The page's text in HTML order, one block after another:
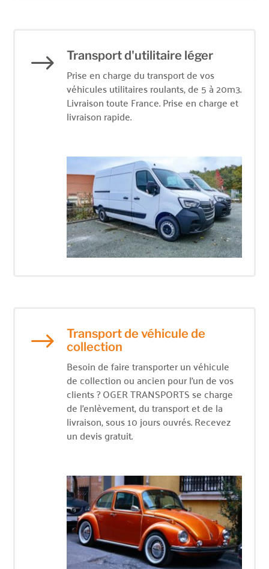
$ Transport d'utilitaire léger
Prise en charge du transport de vos
véhicules utilitaires roulants, de 5 à 20m3.
Livraison toute France. Prise en charge et
livraison rapide.
$
Transport de véhicule de
collection
Besoin de faire transporter un véhicule
de collection ou ancien pour l’un de vos
clients ? OGER TRANSPORTS se charge
de l’enlèvement, du transport et de la
livraison, sous 10 jours ouvrés. Recevez
un devis gratuit.